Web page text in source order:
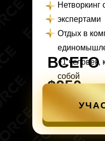
Нетворкинг
экспертами
Отдых в
+1 человек,
собой
ВСЕГО
$250